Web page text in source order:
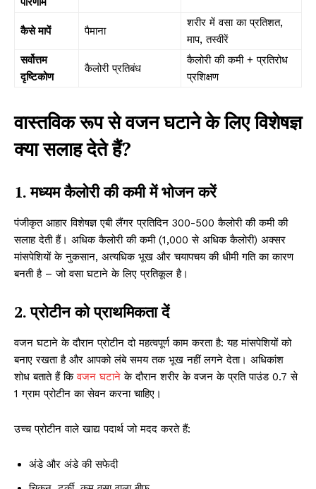
कैसे मापें पैमाना
शरीर में वसा का प्रतिशत,
माप, तस्वीरें
सर्वोत्तम
दृष्टिकोण
कैलोरी प्रतिबंध
कैलोरी की कमी + प्रतिरोध
प्रशिक्षण
वास्तविक रूप से वजन घटाने के लिए विशेषज्ञ
क्या सलाह देते हैं?
1. मध्यम कैलोरी की कमी में भोजन करें
पंजीकृत आहार विशेषज्ञ एबी लैंगर प्रतिदिन 300-500 कैलोरी की कमी की
सलाह देती हैं। अधिक कैलोरी की कमी (1,000 से अधिक कैलोरी) अक्सर
मांसपेशियों के नुकसान, अत्यधिक भूख और चयापचय की धीमी गति का कारण
बनती है – जो वसा घटाने के लिए प्रतिकूल है।
2. प्रोटीन को प्राथमिकता दें
वजन घटाने के दौरान प्रोटीन दो महत्वपूर्ण काम करता है: यह मांसपेशियों को
बनाए रखता है और आपको लंबे समय तक भूख नहीं लगने देता। अधिकांश
शोध बताते हैं किवजन घटाने के दौरान शरीर के वजन के प्रति पाउंड 0.7 से
1 ग्राम प्रोटीन का सेवन करना चाहिए।
उच्च प्रोटीन वाले खाद्य पदार्थ जो मदद करते हैं:
अंडे और अंडे की सफेदी